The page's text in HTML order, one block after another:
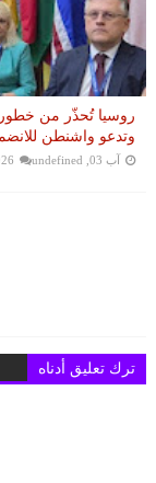
روسيا تُحذّر من خطورة
وتدعو واشنطن للانضمام
آب 03, 2026 undefined
ترك تعليق أدناه